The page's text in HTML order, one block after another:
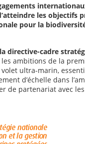
les objectifs
pour la
directive-cadre
ambitions de la
ultra-marin,
d’échelle dans
de partenariat avec